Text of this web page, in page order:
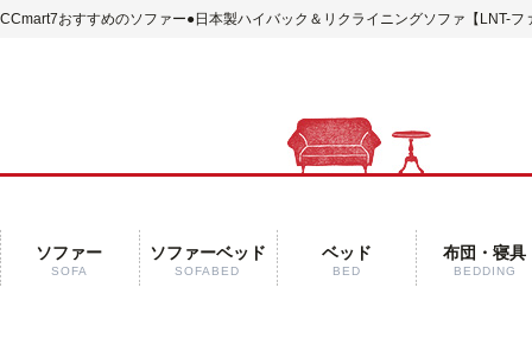
CCmart7おすすめのソファー●日本製ハイバック＆リクライニングソファ【LNT-
ソファー
SOFA
ソファーベッド
SOFABED
ベッド
BED
布団・寝具
BEDDING